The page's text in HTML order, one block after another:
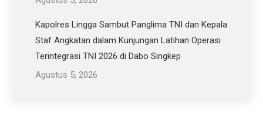
Kapolres Lingga Sambut Panglima TNI dan Kepala
Staf Angkatan dalam Kunjungan Latihan Operasi
Terintegrasi TNI 2026 di Dabo Singkep
Agustus 5, 2026